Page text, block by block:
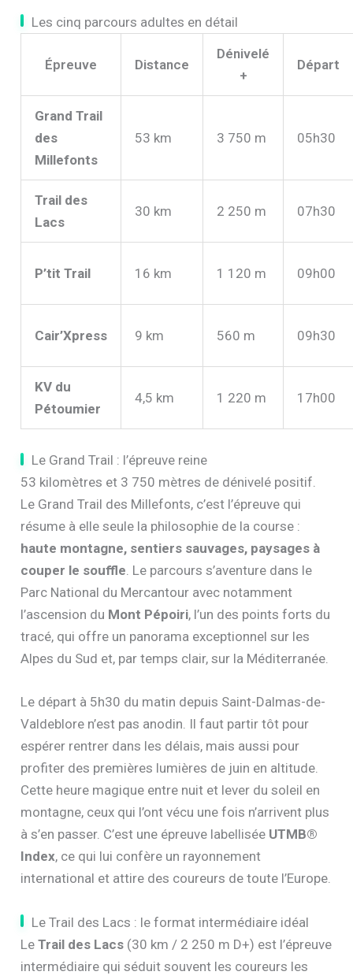
Les cinq parcours adultes en détail
Épreuve Distance
Dénivelé
+
Départ
Grand Trail
des
Millefonts
53 km 3 750 m 05h30
Trail des
Lacs
30 km 2 250 m 07h30
P’tit Trail 16 km 1 120 m 09h00
Cair’Xpress 9 km 560 m 09h30
KV du
Pétoumier
4,5 km 1 220 m 17h00
Le Grand Trail : l’épreuve reine
53 kilomètres et 3 750 mètres de dénivelé positif.
Le Grand Trail des Millefonts, c’est l’épreuve qui
résume à elle seule la philosophie de la course :
haute montagne, sentiers sauvages, paysages à
couper le souffle. Le parcours s’aventure dans le
Parc National du Mercantour avec notamment
l’ascension du Mont Pépoiri, l’un des points forts du
tracé, qui offre un panorama exceptionnel sur les
Alpes du Sud et, par temps clair, sur la Méditerranée.
Le départ à 5h30 du matin depuis Saint-Dalmas-de-
Valdeblore n’est pas anodin. Il faut partir tôt pour
espérer rentrer dans les délais, mais aussi pour
profiter des premières lumières de juin en altitude.
Cette heure magique entre nuit et lever du soleil en
montagne, ceux qui l’ont vécu une fois n’arrivent plus
à s’en passer. C’est une épreuve labellisée UTMB®
Index, ce qui lui confère un rayonnement
international et attire des coureurs de toute l’Europe.
Le Trail des Lacs : le format intermédiaire idéal
LeTrail des Lacs (30 km / 2 250 m D+) est l’épreuve
intermédiaire qui séduit souvent les coureurs les